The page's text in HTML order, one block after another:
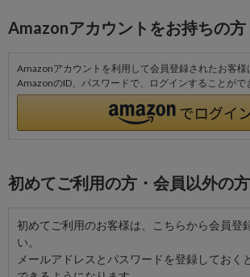
Amazonアカウントをお持ちの方
Amazonアカウントを利用して会員登録されたお客様
AmazonのID、パスワードで、ログインすることがで
初めてご利用の方・会員以外の方
初めてご利用のお客様は、こちらから会員登
い。
メールアドレスとパスワードを登録しておく